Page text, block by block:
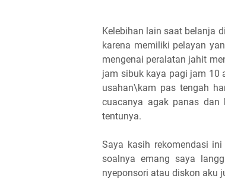
Kelebihan lain saat belanja
karena memiliki pelayan
mengenai peralatan jahit
jam sibuk kaya pagi jam 10
usahan\kam pas tengah
cuacanya agak panas
tentunya.
Saya kasih rekomendasi
soalnya emang saya
nyeponsori atau diskon aku